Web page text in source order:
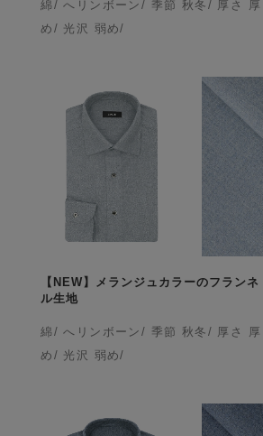
綿/ へリンボーン/ 季節 秋冬/ 厚さ 厚
め/ 光沢 弱め/
【NEW】メランジュカラーのフランネ
ル生地
綿/ へリンボーン/ 季節 秋冬/ 厚さ 厚
め/ 光沢 弱め/